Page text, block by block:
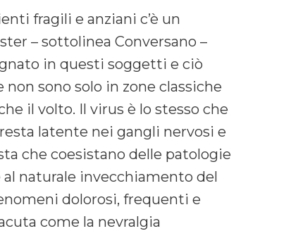
fragili e anziani c’è un
– sottolinea Conversano –
in questi soggetti e ciò
sono solo in zone classiche
il volto. Il virus è lo stesso che
latente nei gangli nervosi e
che coesistano delle patologie
naturale invecchiamento del
dolorosi, frequenti e
come la nevralgia